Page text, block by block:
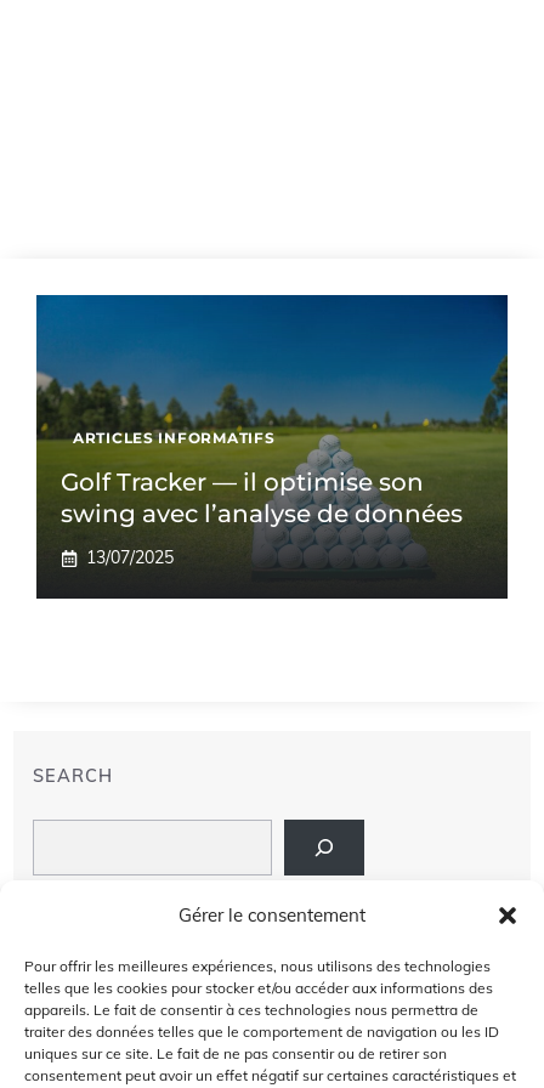
Gérer le consentement
Pour offrir les meilleures expériences, nous utilisons des technologies
telles que les cookies pour stocker et/ou accéder aux informations des
appareils. Le fait de consentir à ces technologies nous permettra de
traiter des données telles que le comportement de navigation ou les ID
uniques sur ce site. Le fait de ne pas consentir ou de retirer son
consentement peut avoir un effet négatif sur certaines caractéristiques et
ARTICLES INFORMATIFS
Golf Tracker — il optimise son
swing avec l’analyse de données
13/07/2025
SEARCH
À PROPOS DE NOUS
AVIS DE NON-RESPONSABILITÉ